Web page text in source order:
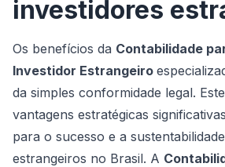
investidores
Os benefícios da Contabilidade
Investidor Estrangeiro
da simples conformidade legal.
vantagens estratégicas
para o sucesso e a
estrangeiros no Brasil. A